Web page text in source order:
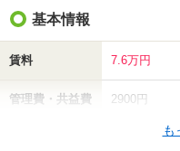
基本情報
賃料 7.6万円
管理費・共益費 2900円
も